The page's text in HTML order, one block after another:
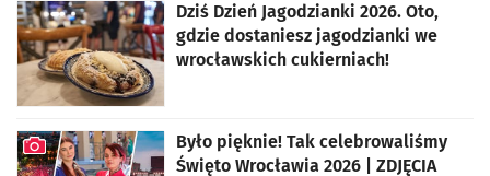
Dziś Dzień Jagodzianki 2026. Oto,
gdzie dostaniesz jagodzianki we
wrocławskich cukierniach!
Było pięknie! Tak celebrowaliśmy
Święto Wrocławia 2026 | ZDJĘCIA